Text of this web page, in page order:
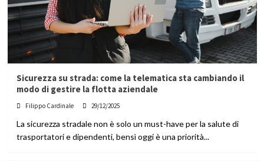
Sicurezza su strada: come la telematica sta cambiando il
modo di gestire la flotta aziendale
Filippo Cardinale 29/12/2025
La sicurezza stradale non è solo un must-have per la salute di
trasportatori e dipendenti, bensì oggi è una priorità...